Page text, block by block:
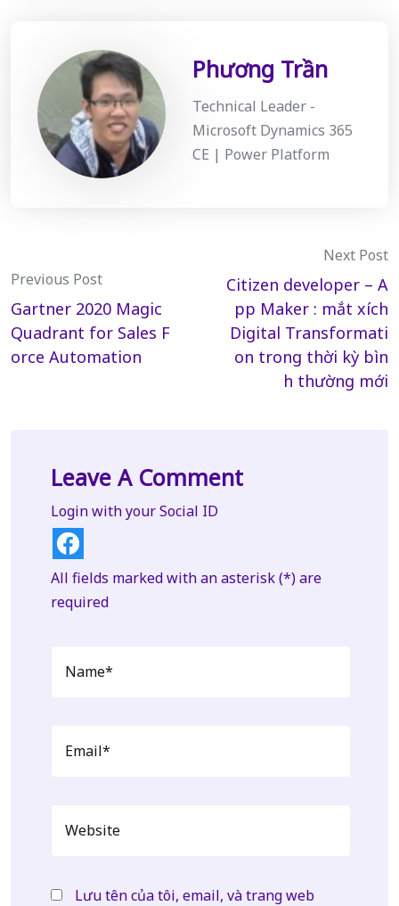
Phương Trần
Technical Leader -
Microsoft Dynamics 365
CE | Power Platform
Post
navigation
Previous Post
Gartner 2020 Magic
Quadrant for Sales F
orce Automation
Next Post
Citizen developer – A
pp Maker : mắt xích
Digital Transformati
on trong thời kỳ bìn
h thường mới
Leave A Comment
Login with your Social ID
All fields marked with an asterisk (*) are
required
Lưu tên của tôi, email, và trang web